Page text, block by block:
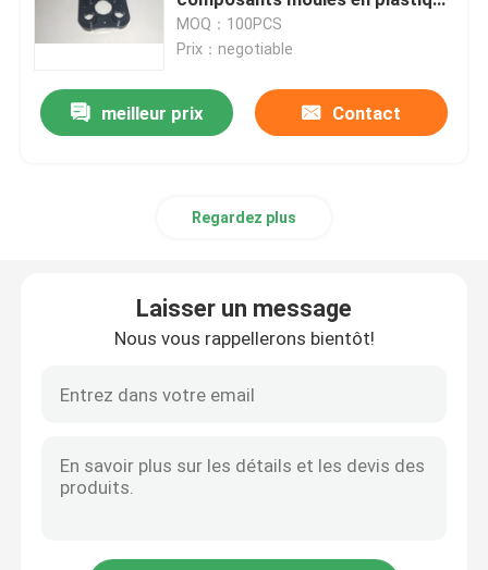
Pièces de matériel de précision
Les pièces de moulage mécanique sous pression
Moulage par injection de silicone
Pièces de télécommunication
Pièces médicales en plastique de moulage par
TS16949
MOQ：100PCS
Prix：negotiable
meilleur prix Contact
Regardez plus
Laisser un message
Nous vous rappellerons bientôt!